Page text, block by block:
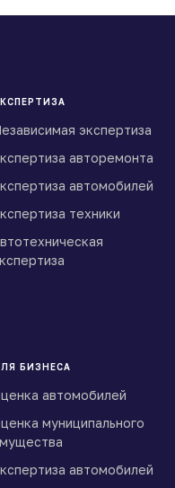
экспертиза
авторемонта
автомобилей
техники
БИЗНЕСА
автомобилей
муниципального
автомобилей